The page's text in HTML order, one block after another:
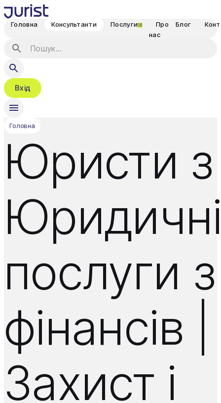
Головна Консультанти Послуги38
Про
нас
Блог
Вхід
Головна
Юристи з
послуги з
фінансів |
Захист і